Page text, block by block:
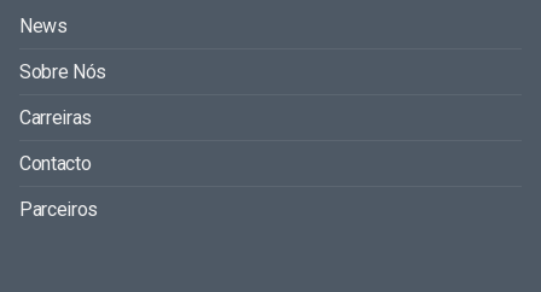
News
Sobre Nós
Carreiras
Contacto
Parceiros